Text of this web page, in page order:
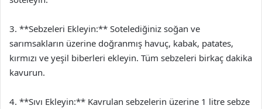
3. **Sebzeleri Ekleyin:** Sotelediğiniz soğan ve
sarımsakların üzerine doğranmış havuç, kabak, patates,
kırmızı ve yeşil biberleri ekleyin. Tüm sebzeleri birkaç dakika
kavurun.
4. **Sıvı Ekleyin:** Kavrulan sebzelerin üzerine 1 litre sebze